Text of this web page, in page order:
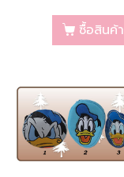
ซื้อสินค้า